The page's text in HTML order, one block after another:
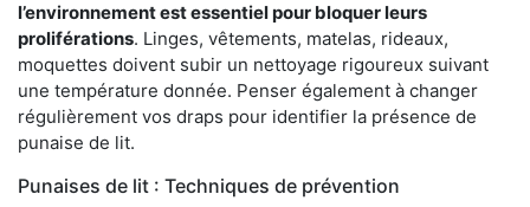
l’environnement est essentiel pour bloquer leurs
proliférations. Linges, vêtements, matelas, rideaux,
moquettes doivent subir un nettoyage rigoureux suivant
une température donnée. Penser également à changer
régulièrement vos draps pour identifier la présence de
punaise de lit.
Punaises de lit : Techniques de prévention